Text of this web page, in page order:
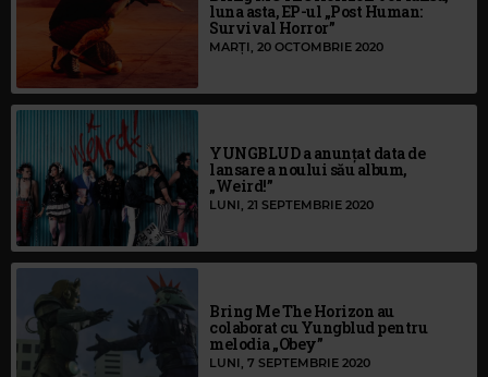
luna asta, EP-ul „Post Human:
Survival Horror”
MARȚI, 20 OCTOMBRIE 2020
YUNGBLUD a anunțat data de
lansare a noului său album,
„Weird!”
LUNI, 21 SEPTEMBRIE 2020
Bring Me The Horizon au
colaborat cu Yungblud pentru
melodia „Obey”
LUNI, 7 SEPTEMBRIE 2020